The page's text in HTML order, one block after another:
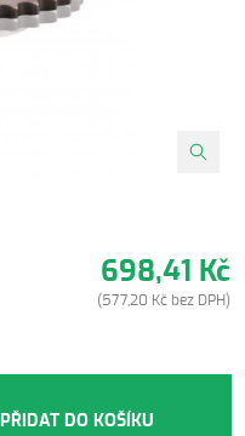
698,41 Kč
(577,20 Kč bez DPH)
PŘIDAT DO KOŠÍKU